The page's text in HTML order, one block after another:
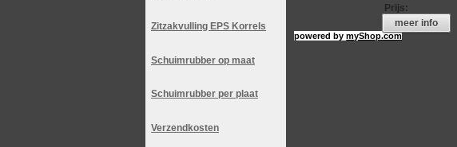
Zitzakvulling EPS Korrels
Schuimrubber op maat
Schuimrubber per plaat
Verzendkosten
Prijs:
meer info
powered bymyShop.com